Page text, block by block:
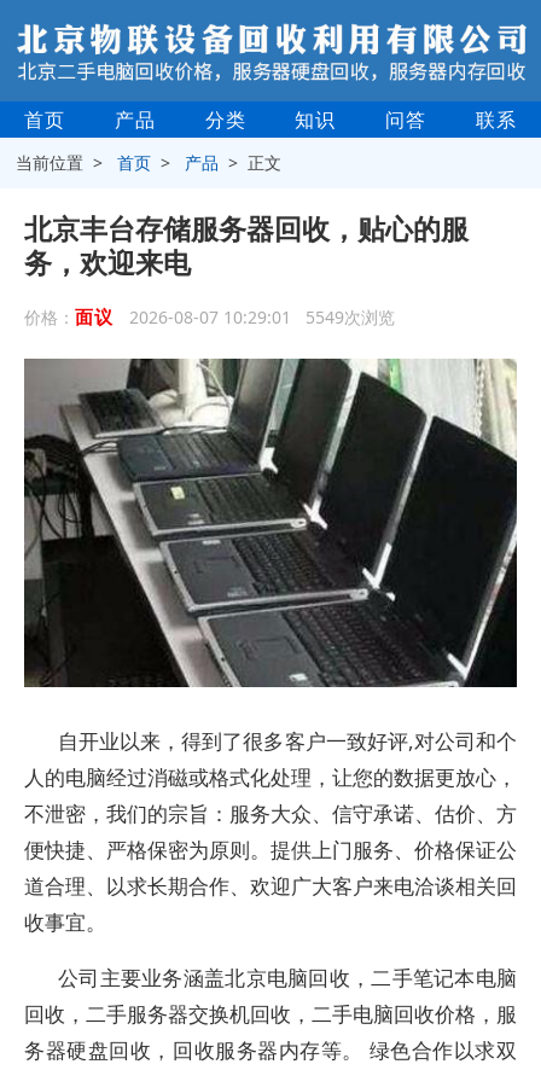
首页 产品 分类 知识 问答 联系
当前位置 >首页 > 产品 > 正文
北京丰台存储服务器回收，贴心的服
务，欢迎来电
价格： 面议 2026-08-07 10:29:01 5549次浏览
自开业以来，得到了很多客户一致好评,对公司和个
人的电脑经过消磁或格式化处理，让您的数据更放心，
不泄密，我们的宗旨：服务大众、信守承诺、估价、方
便快捷、严格保密为原则。提供上门服务、价格保证公
道合理、以求长期合作、欢迎广大客户来电洽谈相关回
收事宜。
公司主要业务涵盖北京电脑回收，二手笔记本电脑
回收，二手服务器交换机回收，二手电脑回收价格，服
务器硬盘回收，回收服务器内存等。 绿色合作以求双